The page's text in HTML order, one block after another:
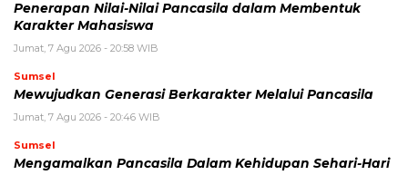
Penerapan Nilai-Nilai Pancasila dalam Membentuk
Karakter Mahasiswa
Jumat, 7 Agu 2026 - 20:58 WIB
Sumsel
Mewujudkan Generasi Berkarakter Melalui Pancasila
Jumat, 7 Agu 2026 - 20:46 WIB
Sumsel
Mengamalkan Pancasila Dalam Kehidupan Sehari-Hari